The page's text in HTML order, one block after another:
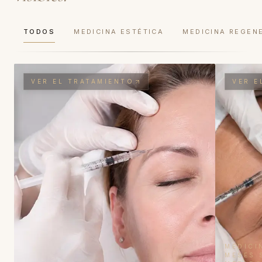
TODOS MEDICINA ESTÉTICA MEDICINA
VER EL TRATAMIENTO VER
MESES